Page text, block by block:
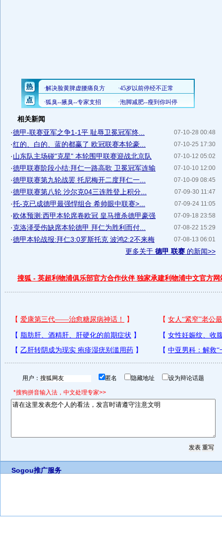
相关新闻
07-10-28 00:48
·德甲-联赛亚军之争1-1平 耻辱卫冕冠军终...
07-10-25 17:30
·红的、白的、蓝的都赢了 欧冠联赛本轮豪...
07-10-12 05:02
·山东队主场碰"克星" 本轮围甲联赛迎战北京队
07-10-10 12:00
·德甲联赛阶段小结:拜仁一路高歌 卫冕冠军连输
07-10-09 08:45
·德甲联赛第九轮战罢 托尼梅开二度拜仁一...
07-09-30 11:47
·德甲联赛第八轮 沙尔克04三连胜登上积分...
07-09-24 11:05
·托-克已成德甲最强悍组合 希帅眼中联赛>...
07-09-18 23:58
·欧体预测:西甲本轮席卷欧冠 皇马擅杀德甲豪强
07-08-22 15:29
·克洛泽受伤缺席本轮德甲 拜仁为胜利而付...
07-08-13 06:01
·德甲本轮战报:拜仁3:0罗斯托克 波鸿2:2不来梅
更多关于 德甲 联赛 的新闻>>
搜狐 - 英超利物浦俱乐部官方合作伙伴 独家承建利物浦中文官方网
用户： 匿名 隐藏地址 设为辩论话题
*搜狗拼音输入法，中文处理专家>>
Sogou推广服务